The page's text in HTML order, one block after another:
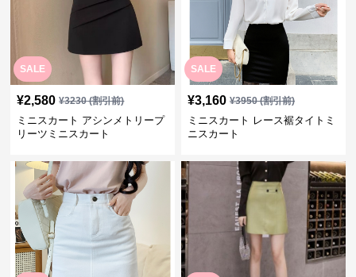
SALE
¥2,580 ¥3230(割引前)
ミニスカート アシンメトリープ
リーツミニスカート
SALE
¥3,160 ¥3950(割引前)
ミニスカート レース裾タイトミ
ニスカート